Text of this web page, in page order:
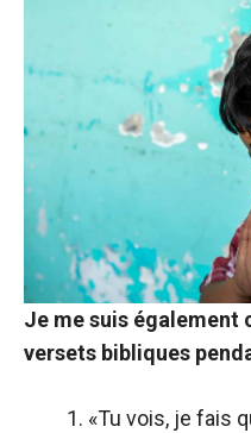
Je me suis également
versets bibliques
«Tu vois, je fais